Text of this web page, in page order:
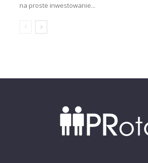
na proste inwestowanie...